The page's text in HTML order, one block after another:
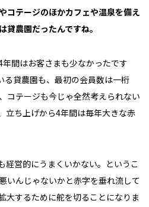
テージのほかカフェや温泉を備え
貸農園だったんですね。
間はお客さまも少なかったです
る貸農園も、最初の会員数は一桁
コテージも今じゃ全然考えられない
立ち上げから4年間は毎年大きな赤
経営的にうまくいかない。というこ
いんじゃないかと赤字を垂れ流して
大するために舵を切ることになりま